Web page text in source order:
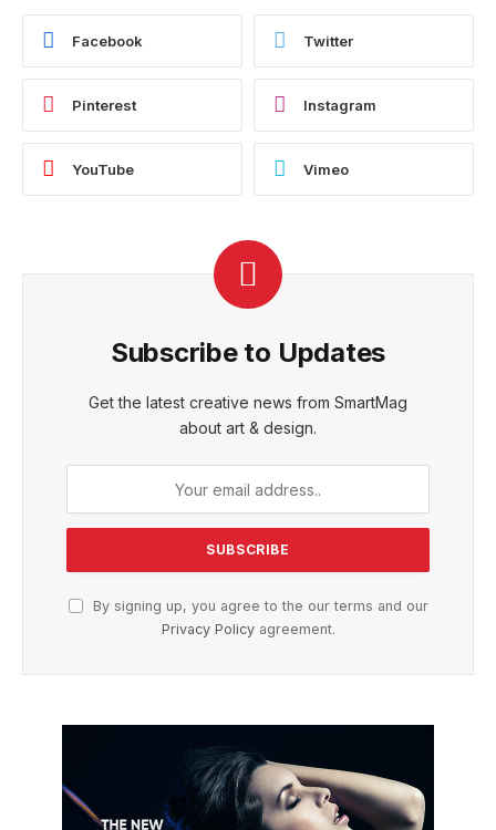
Facebook Twitter
Pinterest Instagram
YouTube Vimeo
Subscribe to Updates
Get the latest creative news from SmartMag
about art & design.
By signing up, you agree to the our terms and our
Privacy Policyagreement.